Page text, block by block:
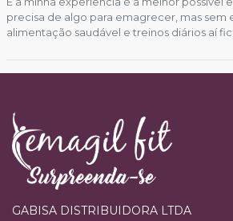
precisa de algo para emagrecer, mas sem
alimentação saudável e treinos diários aí
GABISA DISTRIBUIDORA LTDA